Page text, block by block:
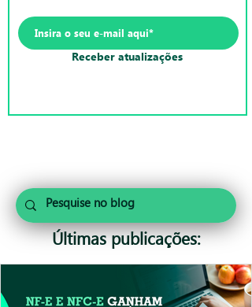
Receber atualizações
Últimas publicações: